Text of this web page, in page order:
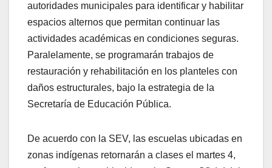
autoridades municipales para identificar y habilitar
espacios alternos que permitan continuar las
actividades académicas en condiciones seguras.
Paralelamente, se programarán trabajos de
restauración y rehabilitación en los planteles con
daños estructurales, bajo la estrategia de la
Secretaría de Educación Pública.
De acuerdo con la SEV, las escuelas ubicadas en
zonas indígenas retornarán a clases el martes 4,